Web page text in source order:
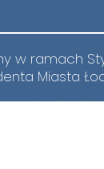
w ra­mach
Mia­sta